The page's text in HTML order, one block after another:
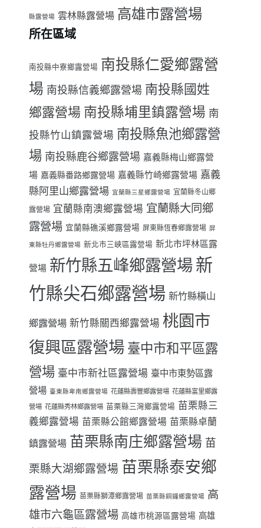
縣露營場 雲林縣露營場 高雄市露營場
所在區域
南投縣中寮鄉露營場 南投縣仁愛鄉露營
場 南投縣信義鄉露營場 南投縣國姓
鄉露營場 南投縣埔里鎮露營場 南
投縣竹山鎮露營場 南投縣魚池鄉露營
場 南投縣鹿谷鄉露營場 嘉義縣梅山鄉露營
場 嘉義縣番路鄉露營場 嘉義縣竹崎鄉露營場 嘉義
縣阿里山鄉露營場 宜蘭縣三星鄉露營場 宜蘭縣冬山鄉
露營場 宜蘭縣南澳鄉露營場 宜蘭縣大同鄉
露營場 宜蘭縣礁溪鄉露營場 屏東縣恆春鄉露營場 屏
東縣牡丹鄉露營場 新北市三峽區露營場 新北市坪林區露
營場 新竹縣五峰鄉露營場新
竹縣尖石鄉露營場 新竹縣橫山
鄉露營場 新竹縣關西鄉露營場 桃園市
復興區露營場 臺中市和平區露
營場 臺中市新社區露營場 臺中市東勢區露
營場 臺東縣卑南鄉露營場 花蓮縣壽豐鄉露營場 花蓮縣富里鄉露
營場 花蓮縣秀林鄉露營場 苗栗縣三灣鄉露營場 苗栗縣三
義鄉露營場 苗栗縣公館鄉露營場 苗栗縣卓蘭
鎮露營場 苗栗縣南庄鄉露營場 苗
栗縣大湖鄉露營場 苗栗縣泰安鄉
露營場 苗栗縣獅潭鄉露營場 苗栗縣銅鑼鄉露營場 高
雄市六龜區露營場 高雄市桃源區露營場 高雄